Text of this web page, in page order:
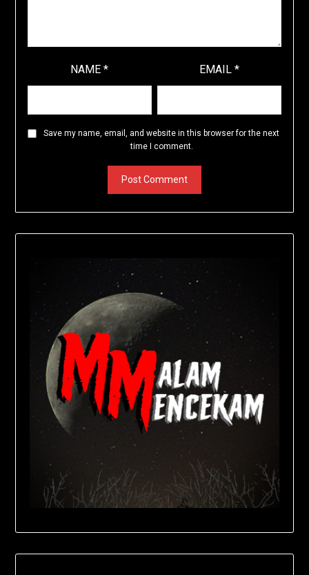
NAME* EMAIL*
Save my name, email, and website in this browser for the next
time I comment.